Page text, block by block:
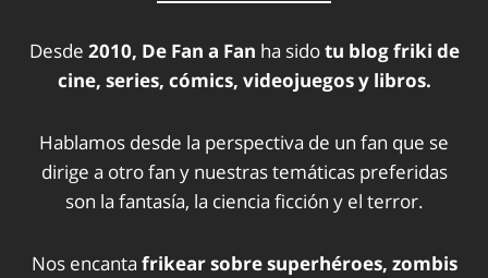
Desde 2010, De Fan a Fan ha sidotu blog friki de
cine, series, cómics, videojuegos y libros.
Hablamos desde la perspectiva de un fan que se
dirige a otro fan y nuestras temáticas preferidas
son la fantasía, la ciencia ficción y el terror.
Nos encanta frikear sobre superhéroes, zombis